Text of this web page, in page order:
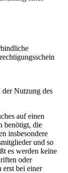
der Nutzung des
auf einen
benötigt, die
insbesondere
und so
es werden keine
oder
erst bei einer